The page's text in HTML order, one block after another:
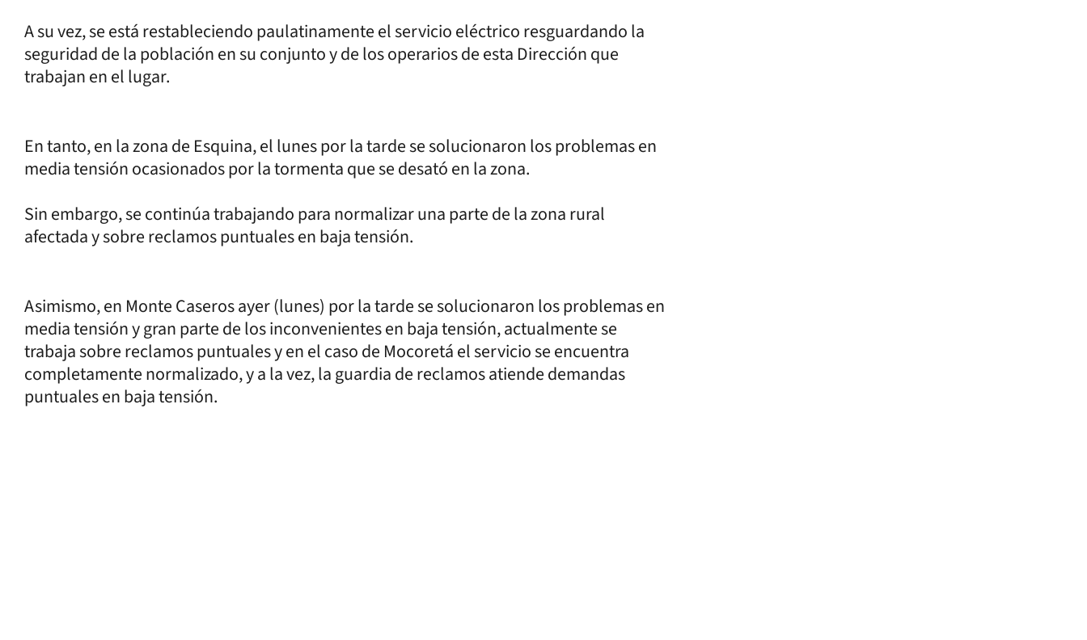
A su vez, se está restableciendo paulatinamente el servicio eléctrico resguardando la
seguridad de la población en su conjunto y de los operarios de esta Dirección que
trabajan en el lugar.
En tanto, en la zona de Esquina, el lunes por la tarde se solucionaron los problemas en
media tensión ocasionados por la tormenta que se desató en la zona.
Sin embargo, se continúa trabajando para normalizar una parte de la zona rural
afectada y sobre reclamos puntuales en baja tensión.
Asimismo, en Monte Caseros ayer (lunes) por la tarde se solucionaron los problemas en
media tensión y gran parte de los inconvenientes en baja tensión, actualmente se
trabaja sobre reclamos puntuales y en el caso de Mocoretá el servicio se encuentra
completamente normalizado, y a la vez, la guardia de reclamos atiende demandas
puntuales en baja tensión.